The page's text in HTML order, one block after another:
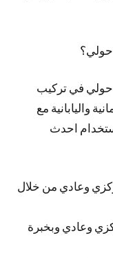
حولي في تركيب
واليابانية مع
احدث
وعادي من خلال
وعادي وبخبرة